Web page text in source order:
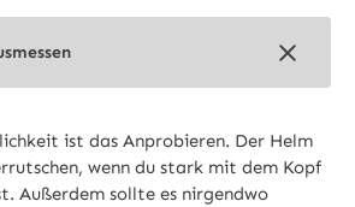
ist das Anprobieren. Der Helm
wenn du stark mit dem Kopf
Außerdem sollte es nirgendwo